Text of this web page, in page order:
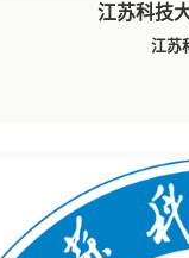
江苏科技
江苏